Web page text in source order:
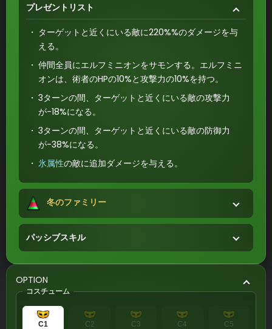
プレゼントリスト
ターゲットと近くにいる敵に220%%のダメージを与
える。
仲間全員にエルフミニオンをサモンする。エルフミニ
オンは、術者のHPの10%と攻撃力の10%を持つ。
3ターンの間、ターゲットと近くにいる敵の攻撃力
が-18%になる。
3ターンの間、ターゲットと近くにいる敵の防御力
が-38%になる。
氷属性の敵に追加ダメージを与える。
冬のファミリー
パッシブスキル
OPTION
コスチューム
C1 C2 C3 C4 C5